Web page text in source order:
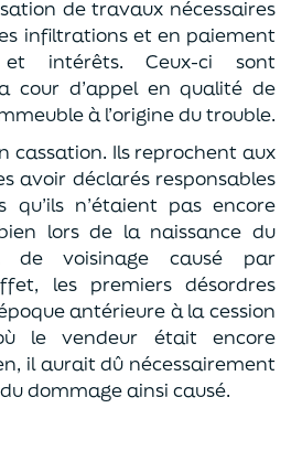
de travaux nécessaires
infiltrations et en paiement
intérêts. Ceux-ci sont
cour d’appel en qualité de
à l’origine du trouble.
cassation. Ils reprochent aux
avoir déclarés responsables
qu’ils n’étaient pas encore
lors de la naissance du
de voisinage causé par
les premiers désordres
antérieure à la cession
le vendeur était encore
il aurait dû nécessairement
dommage ainsi causé.